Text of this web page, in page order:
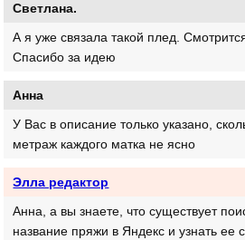
Светлана.
А я уже связала такой плед.
Спасибо за идею
Анна
У Вас в описание только указано,
метраж каждого матка не ясно
Элла редактор
Анна, а вы знаете, что существует
название пряжи в Яндекс и узнать ее